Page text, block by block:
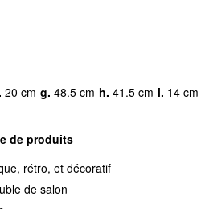
20 cm g. 48.5 cm h. 41.5 cm i. 14 cm
de produits
rétro, et décoratif
de salon